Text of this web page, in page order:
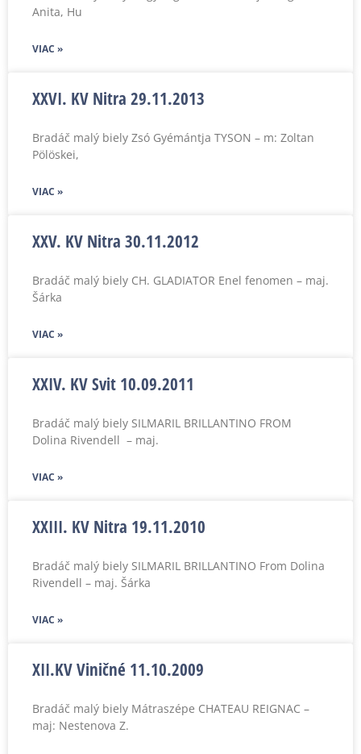
Anita, Hu
VIAC »
XXVI. KV Nitra 29.11.2013
Bradáč malý biely Zsó Gyémántja TYSON – m: Zoltan
Pölöskei,
VIAC »
XXV. KV Nitra 30.11.2012
Bradáč malý biely CH. GLADIATOR Enel fenomen – maj.
Šárka
VIAC »
XXIV. KV Svit 10.09.2011
Bradáč malý biely SILMARIL BRILLANTINO FROM
Dolina Rivendell – maj.
VIAC »
XXIII. KV Nitra 19.11.2010
Bradáč malý biely SILMARIL BRILLANTINO From Dolina
Rivendell – maj. Šárka
VIAC »
XII.KV Viničné 11.10.2009
Bradáč malý biely Mátraszépe CHATEAU REIGNAC –
maj: Nestenova Z.